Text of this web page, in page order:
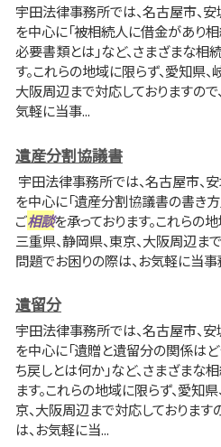
宇田法律事務所では、名古屋市、安
を中心に「被相続人に借金があり相
必要書類とは」など、さまざまな相
す。これらの地域に限らず、愛知県、
大阪周辺まで対応しておりますので
気軽に当事...
遺産分割協議書
宇田法律事務所では、名古屋市、
を中心に「遺産分割協議書の書き
ご相談を承っております。これらの
三重県、静岡県、東京、大阪周辺ま
問題でお困りの際は、お気軽に当
遺留分
宇田法律事務所では、名古屋市、安
を中心に「遺贈と遺留分の関係はど
ち戻しとは何か」など、さまざまな
ます。これらの地域に限らず、愛知
京、大阪周辺まで対応しております
は、お気軽に当...